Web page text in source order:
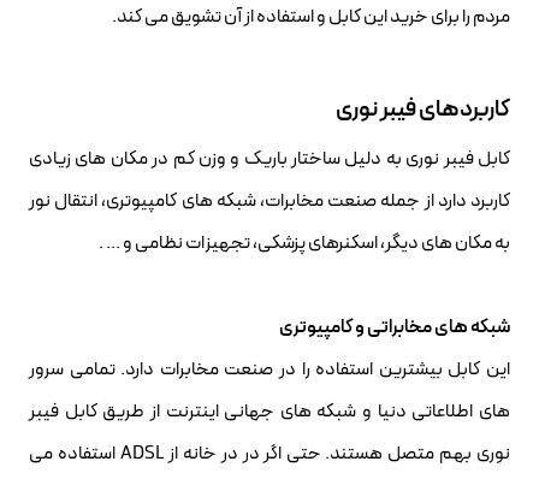
مردم را برای خرید این کابل و استفاده از آن تشویق می کند.
کاربردهای فیبر نوری
کابل فیبر نوری به دلیل ساختار باریک و وزن کم در مکان های زیادی
کاربرد دارد از جمله صنعت مخابرات، شبکه های کامپیوتری، انتقال نور
به مکان های دیگر، اسکنرهای پزشکی، تجهیزات نظامی و ... .
شبکه های مخابراتی و کامپیوتری
این کابل بیشترین استفاده را در صنعت مخابرات دارد. تمامی سرور
های اطلاعاتی دنیا و شبکه های جهانی اینترنت از طریق کابل فیبر
نوری بهم متصل هستند. حتی اگر در در خانه از ADSL استفاده می